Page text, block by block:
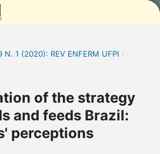
N. 1 (2020): REV ENFERM UFPI /
of the strategy
and feeds Brazil:
perceptions